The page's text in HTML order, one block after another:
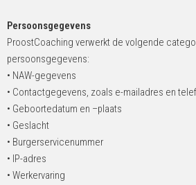
Persoonsgegevens
ProostCoaching verwerkt de volgende
persoonsgegevens:
• NAW-gegevens
• Contactgegevens, zoals e-mailadres en
• Geboortedatum en –plaats
• Geslacht
• Burgerservicenummer
• IP-adres
• Werkervaring